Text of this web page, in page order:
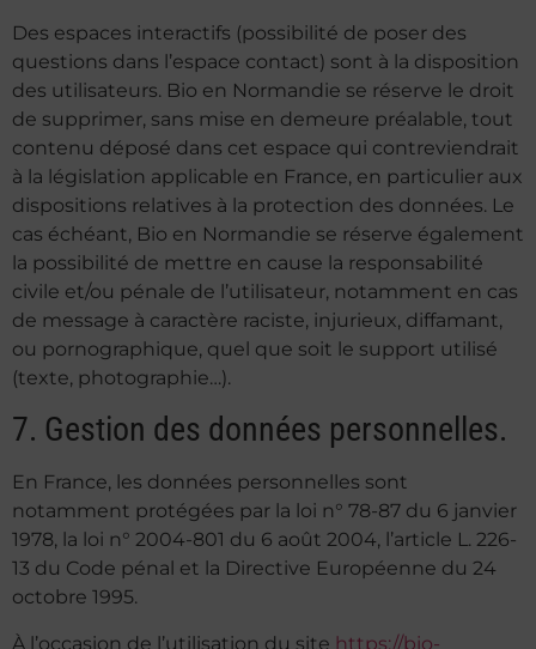
Des espaces interactifs (possibilité de poser des
questions dans l’espace contact) sont à la disposition
des utilisateurs. Bio en Normandie se réserve le droit
de supprimer, sans mise en demeure préalable, tout
contenu déposé dans cet espace qui contreviendrait
à la législation applicable en France, en particulier aux
dispositions relatives à la protection des données. Le
cas échéant, Bio en Normandie se réserve également
la possibilité de mettre en cause la responsabilité
civile et/ou pénale de l’utilisateur, notamment en cas
de message à caractère raciste, injurieux, diffamant,
ou pornographique, quel que soit le support utilisé
(texte, photographie…).
7. Gestion des données personnelles.
En France, les données personnelles sont
notamment protégées par la loi n° 78-87 du 6 janvier
1978, la loi n° 2004-801 du 6 août 2004, l’article L. 226-
13 du Code pénal et la Directive Européenne du 24
octobre 1995.
À l’occasion de l’utilisation du site https://bio-